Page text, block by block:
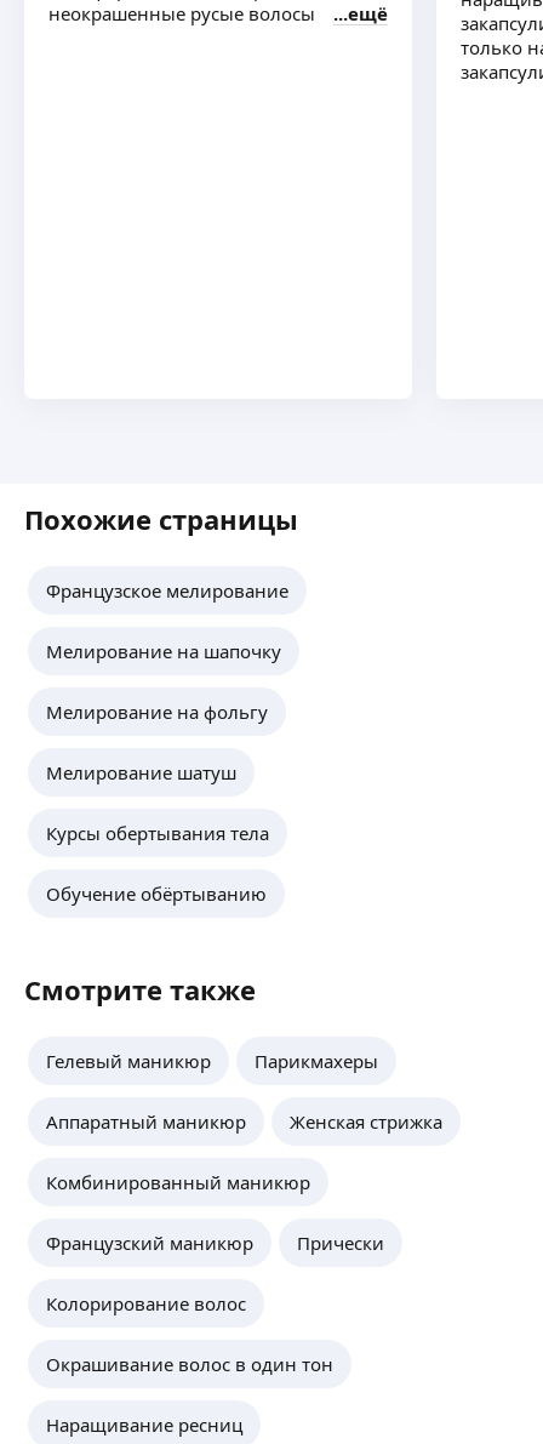
неокрашенные русые волосы
ещё
только
Похожие страницы
Французское мелирование
Мелирование на шапочку
Мелирование на фольгу
Мелирование шатуш
Курсы обертывания тела
Обучение обёртыванию
Смотрите также
Гелевый маникюр Парикмахеры
Аппаратный маникюр Женская стрижка
Комбинированный маникюр
Французский маникюр Прически
Колорирование волос
Окрашивание волос в один тон
Наращивание ресниц